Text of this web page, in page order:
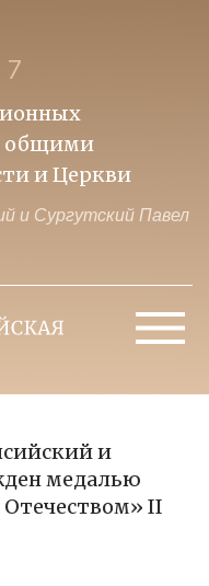
7
общими
и Церкви
и Сургутский Павел
и
медалью
Отечеством» II